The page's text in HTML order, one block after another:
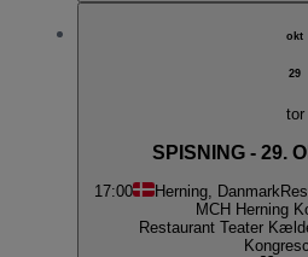
okt
29
tor
SPISNING - 29.
17:00 Herning, Danmark
MCH Herning
Restaurant Teater